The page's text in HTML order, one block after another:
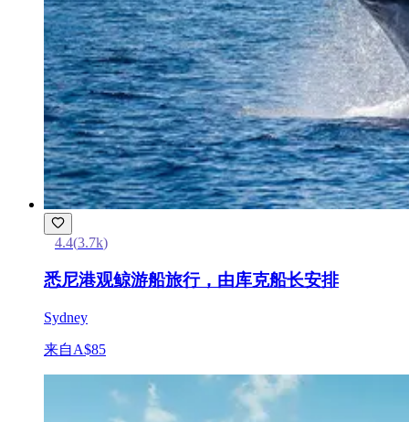
4.4(3.7k)
悉尼港观鲸游船旅行，由库克船长安排
Sydney
来自A$85